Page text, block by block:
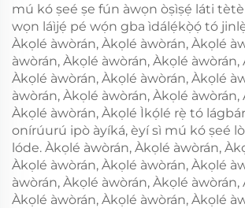
mú kó ṣeé ṣe fún àwọn òṣìṣẹ́ láti
wọn láìjẹ́ pé wọ́n gba ìdálẹ́kọ̀ọ́ tó
Àkọlé àwòrán, Àkọlé àwòrán, Àkọlé
àwòrán, Àkọlé àwòrán, Àkọlé àwòrán,
Àkọlé àwòrán, Àkọlé àwòrán, Àkọlé
àwòrán, Àkọlé àwòrán, Àkọlé àwòrán,
Àkọlé àwòrán, Àkọlé Ìkọ́lé rẹ̀ tó
onírúurú ipò àyíká, èyí sì mú kó ṣeé
lóde. Àkọlé àwòrán, Àkọlé àwòrán,
Àkọlé àwòrán, Àkọlé àwòrán, Àkọlé
àwòrán, Àkọlé àwòrán, Àkọlé àwòrán,
Àkọlé àwòrán, Àkọlé àwòrán, Àkọlé